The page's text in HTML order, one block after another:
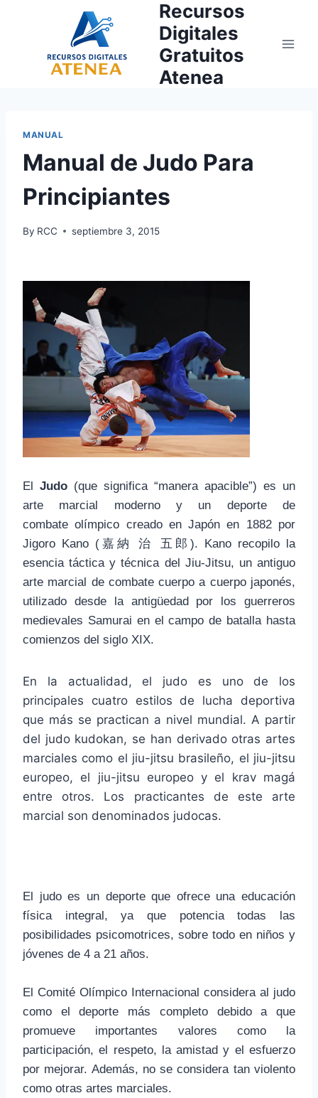
Recursos
Digitales
Gratuitos
Atenea
MANUAL
Manual de Judo Para
Principiantes
By RCC septiembre 3, 2015
El Judo (que significa “manera apacible”) es un
arte marcial moderno y un deporte de
combateolímpico creado en Japón en 1882 por
Jigoro Kano (嘉納 治 五郎). Kano recopilo la
esencia táctica y técnica del Jiu-Jitsu, un antiguo
arte marcial de combate cuerpo a cuerpo japonés,
utilizado desde la antigüedad por los guerreros
medievales Samurai en el campo de batalla hasta
comienzos del siglo XIX.
En la actualidad, el judo es uno de los
principales cuatro estilos de lucha deportiva
que más se practican a nivel mundial. A partir
del judo kudokan, se han derivado otras artes
marciales como el jiu-jitsu brasileño, el jiu-jitsu
europeo, el jiu-jitsu europeo y el krav magá
entre otros. Los practicantes de este arte
marcial son denominados judocas.
El judo es un deporte que ofrece una educación
física integral, ya que potencia todas las
posibilidades psicomotrices, sobre todo en niños y
jóvenes de 4 a 21 años.
El Comité Olímpico Internacional considera al judo
como el deporte más completo debido a que
promueve importantes valores como la
participación, el respeto, la amistad y el esfuerzo
por mejorar. Además, no se considera tan violento
como otras artes marciales.